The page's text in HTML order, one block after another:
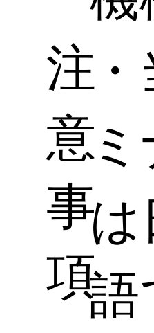
注
意
事
項
・
ミ
は
語